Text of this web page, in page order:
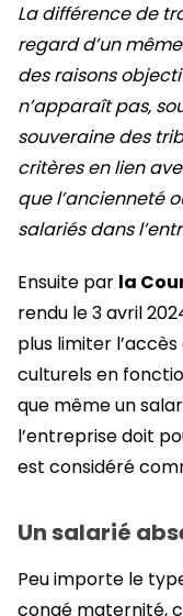
La différence de
regard d’un
des raisons
n’apparaît pas,
souveraine des
critères en lien
que l’ancienneté
salariés dans
Ensuite par la
rendu le 3 avril
plus limiter
culturels en
que même un
l’entreprise doit
est considéré
Un salarié
Peu importe le
congé maternité,